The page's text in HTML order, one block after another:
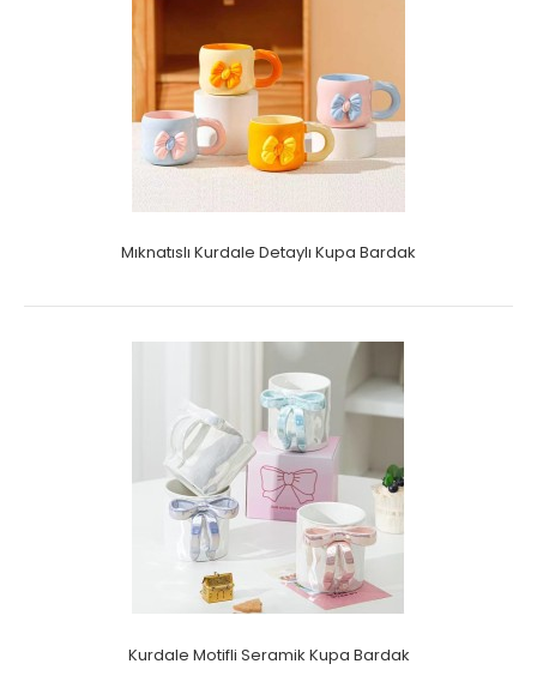
Mıknatıslı Kurdale Detaylı Kupa Bardak
Kurdale Motifli Seramik Kupa Bardak